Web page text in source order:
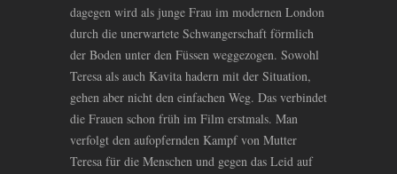
dagegen wird als junge Frau im modernen London
durch die unerwartete Schwangerschaft förmlich
der Boden unter den Füssen weggezogen. Sowohl
Teresa als auch Kavita hadern mit der Situation,
gehen aber nicht den einfachen Weg. Das verbindet
die Frauen schon früh im Film erstmals. Man
verfolgt den aufopfernden Kampf von Mutter
Teresa für die Menschen und gegen das Leid auf